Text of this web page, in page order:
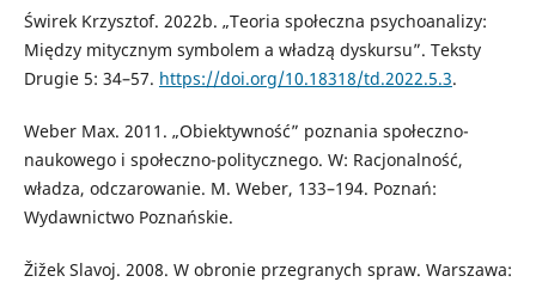
Świrek Krzysztof. 2022b. „Teoria społeczna psychoanalizy:
Między mitycznym symbolem a władzą dyskursu”. Teksty
Drugie 5: 34–57. https://doi.org/10.18318/td.2022.5.3.
Weber Max. 2011. „Obiektywność” poznania społeczno-
naukowego i społeczno-politycznego. W: Racjonalność,
władza, odczarowanie. M. Weber, 133–194. Poznań:
Wydawnictwo Poznańskie.
Žižek Slavoj. 2008. W obronie przegranych spraw. Warszawa: